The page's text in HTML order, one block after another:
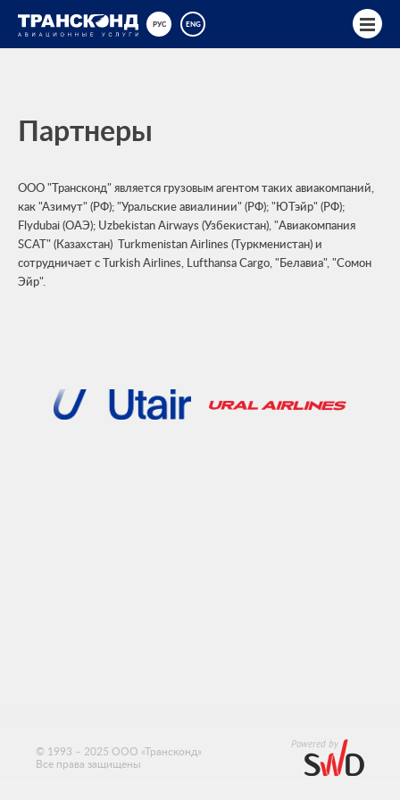
РУС ENG
Партнеры
ООО "Трансконд" является грузовым агентом таких авиакомпаний,
как "Азимут" (РФ); "Уральские авиалинии" (РФ); "ЮТэйр" (РФ);
Flydubai (ОАЭ); Uzbekistan Airways (Узбекистан), "Авиакомпания
SCAT" (Казахстан) Turkmenistan Airlines (Туркменистан) и
сотрудничает с Turkish Airlines, Lufthansa Cargo, "Белавиа", "Сомон
Эйр".
© 1993 – 2025 ООО «Трансконд»
Все права защищены